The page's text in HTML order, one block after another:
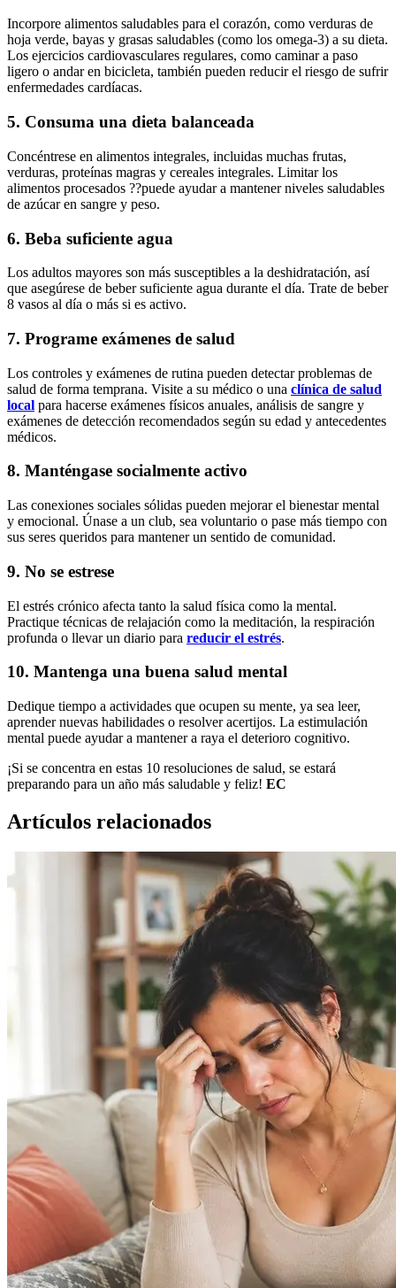
Incorpore alimentos saludables para el corazón, como verduras de
hoja verde, bayas y grasas saludables (como los omega-3) a su dieta.
Los ejercicios cardiovasculares regulares, como caminar a paso
ligero o andar en bicicleta, también pueden reducir el riesgo de sufrir
enfermedades cardíacas.
5. Consuma una dieta balanceada
Concéntrese en alimentos integrales, incluidas muchas frutas,
verduras, proteínas magras y cereales integrales. Limitar los
alimentos procesados ??puede ayudar a mantener niveles saludables
de azúcar en sangre y peso.
6. Beba suficiente agua
Los adultos mayores son más susceptibles a la deshidratación, así
que asegúrese de beber suficiente agua durante el día. Trate de beber
8 vasos al día o más si es activo.
7. Programe exámenes de salud
Los controles y exámenes de rutina pueden detectar problemas de
salud de forma temprana. Visite a su médico o una clínica de salud
local para hacerse exámenes físicos anuales, análisis de sangre y
exámenes de detección recomendados según su edad y antecedentes
médicos.
8. Manténgase socialmente activo
Las conexiones sociales sólidas pueden mejorar el bienestar mental
y emocional. Únase a un club, sea voluntario o pase más tiempo con
sus seres queridos para mantener un sentido de comunidad.
9. No se estrese
El estrés crónico afecta tanto la salud física como la mental.
Practique técnicas de relajación como la meditación, la respiración
profunda o llevar un diario para reducir el estrés.
10. Mantenga una buena salud mental
Dedique tiempo a actividades que ocupen su mente, ya sea leer,
aprender nuevas habilidades o resolver acertijos. La estimulación
mental puede ayudar a mantener a raya el deterioro cognitivo.
¡Si se concentra en estas 10 resoluciones de salud, se estará
preparando para un año más saludable y feliz! EC
Artículos relacionados